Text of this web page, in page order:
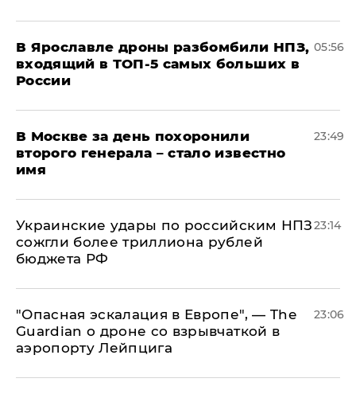
В Ярославле дроны разбомбили НПЗ,
входящий в ТОП-5 самых больших в
России
05:56
В Москве за день похоронили
второго генерала – стало известно
имя
23:49
Украинские удары по российским НПЗ
сожгли более триллиона рублей
бюджета РФ
23:14
"Опасная эскалация в Европе", — The
Guardian о дроне со взрывчаткой в
аэропорту Лейпцига
23:06